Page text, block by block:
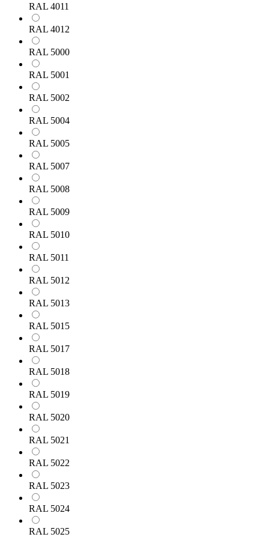
RAL 4011
RAL 4012
RAL 5000
RAL 5001
RAL 5002
RAL 5004
RAL 5005
RAL 5007
RAL 5008
RAL 5009
RAL 5010
RAL 5011
RAL 5012
RAL 5013
RAL 5015
RAL 5017
RAL 5018
RAL 5019
RAL 5020
RAL 5021
RAL 5022
RAL 5023
RAL 5024
RAL 5025